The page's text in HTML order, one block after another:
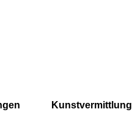
Kunstvermittlung